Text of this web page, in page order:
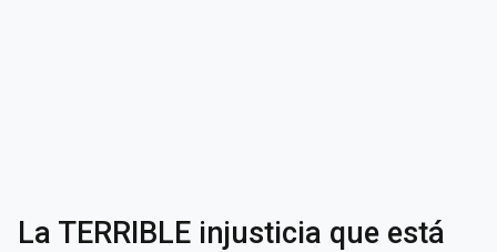
La TERRIBLE injusticia que está